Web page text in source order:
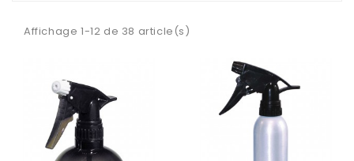
Affichage 1-12 de 38 article(s)